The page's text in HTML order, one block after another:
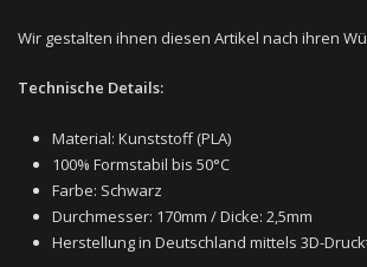
Wir gestalten ihnen diesen Artikel nach ihren
Technische Details:
Material: Kunststoff (PLA)
100% Formstabil bis 50°C
Farbe: Schwarz
Durchmesser: 170mm / Dicke: 2,5mm
Herstellung in Deutschland mittels 3D-